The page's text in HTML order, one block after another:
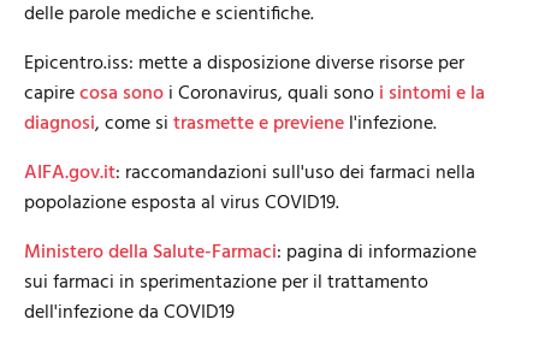
delle parole mediche e scientifiche.
Epicentro.iss: mette a disposizione diverse risorse per
capirecosa sonoi Coronavirus, quali sonoi sintomi e la
diagnosi, come sitrasmette e previenel'infezione.
AIFA.gov.it: raccomandazioni sull'uso dei farmaci nella
popolazione esposta al virus COVID19.
Ministero della Salute-Farmaci: pagina di informazione
sui farmaci in sperimentazione per il trattamento
dell'infezione da COVID19